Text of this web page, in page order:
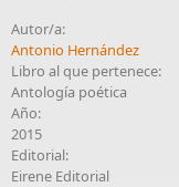
Autor/a:
Antonio Hernández
Libro al que pertenece:
Antología poética
Año:
2015
Editorial:
Eirene Editorial